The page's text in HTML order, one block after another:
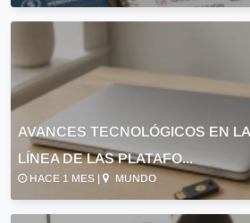
AVANCES TECNOLÓGICOS EN
LÍNEA DE LAS PLATAFO...
HACE 1 MES | MUNDO